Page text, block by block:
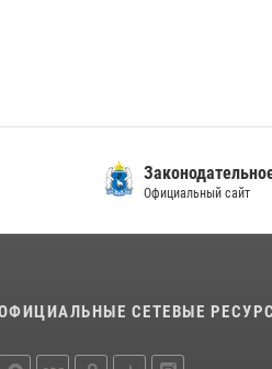
Официальный сайт
СЕТЕВЫЕ